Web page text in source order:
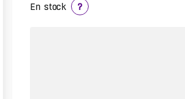
En stock ?